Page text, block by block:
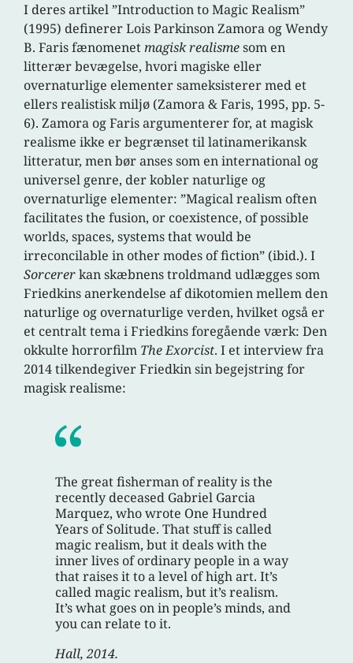
I deres artikel ”Introduction to Magic Realism”
(1995) definerer Lois Parkinson Zamora og Wendy
B. Faris fænomenetmagisk realismesom en
litterær bevægelse, hvori magiske eller
overnaturlige elementer sameksisterer med et
ellers realistisk miljø (Zamora & Faris, 1995, pp. 5-
6). Zamora og Faris argumenterer for, at magisk
realisme ikke er begrænset til latinamerikansk
litteratur, men bør anses som en international og
universel genre, der kobler naturlige og
overnaturlige elementer: ”Magical realism often
facilitates the fusion, or coexistence, of possible
worlds, spaces, systems that would be
irreconcilable in other modes of fiction” (ibid.). I
Sorcererkan skæbnens troldmand udlægges som
Friedkins anerkendelse af dikotomien mellem den
naturlige og overnaturlige verden, hvilket også er
et centralt tema i Friedkins foregående værk: Den
okkulte horrorfilm The Exorcist. I et interview fra
2014 tilkendegiver Friedkin sin begejstring for
magisk realisme:
The great fisherman of reality is the
recently deceased Gabriel Garcia
Marquez, who wrote One Hundred
Years of Solitude. That stuff is called
magic realism, but it deals with the
inner lives of ordinary people in a way
that raises it to a level of high art. It’s
called magic realism, but it’s realism.
It’s what goes on in people’s minds, and
you can relate to it.
Hall, 2014.